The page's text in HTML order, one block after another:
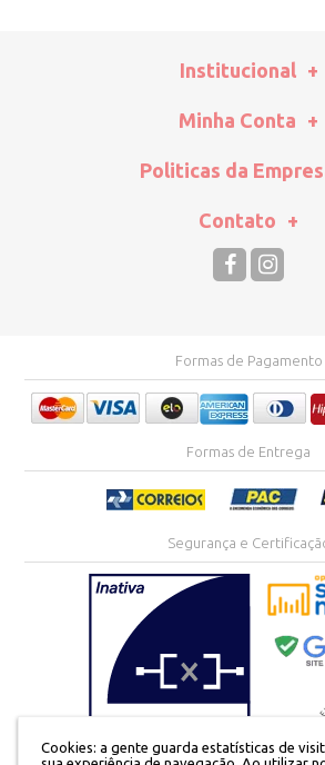
Cookies: a gente guarda estatísticas de
Institucional
Minha Conta
Politicas da
Contato
Formas de Pagamento
Formas de Entrega
Segurança e